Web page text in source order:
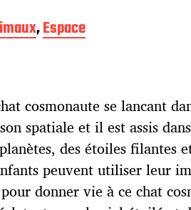
,Espace
cosmonaute se lancant
spatiale et il est assis
des étoiles filantes
peuvent utiliser leur
donner vie à ce chat